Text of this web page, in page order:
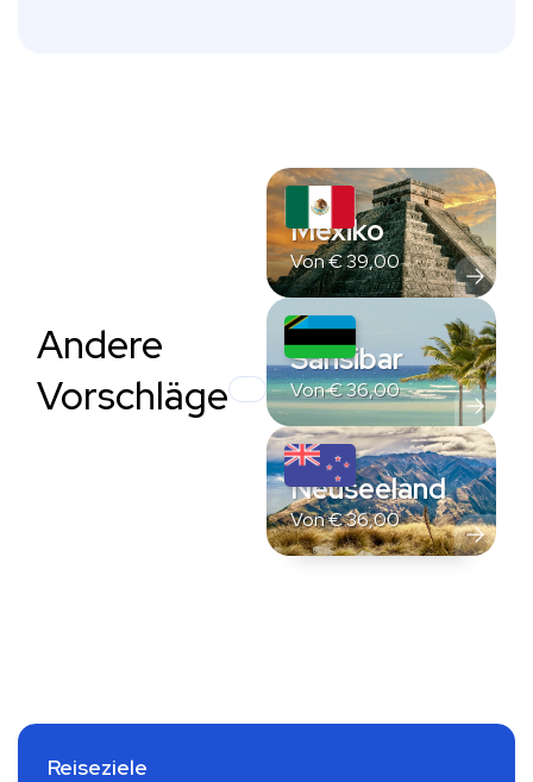
Andere
Vorschläge
Mexiko
Von€39,00
Sansibar
Von€36,00
Neuseeland
Von€36,00
Reiseziele